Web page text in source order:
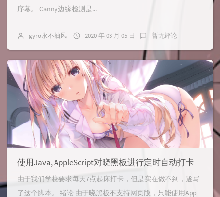
序幕。 Canny边缘检测是...
gyro永不抽风 2020 年 03 月 05 日 暂无评论
使用Java, AppleScript对晓黑板进行定时自动打卡
由于我们学校要求每天7点起床打卡，但是实在做不到，遂写
了这个脚本。 绪论 由于晓黑板不支持网页版，只能使用App